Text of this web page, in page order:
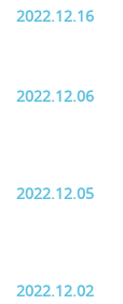
2022.12.16
2022.12.06
2022.12.05
2022.12.02